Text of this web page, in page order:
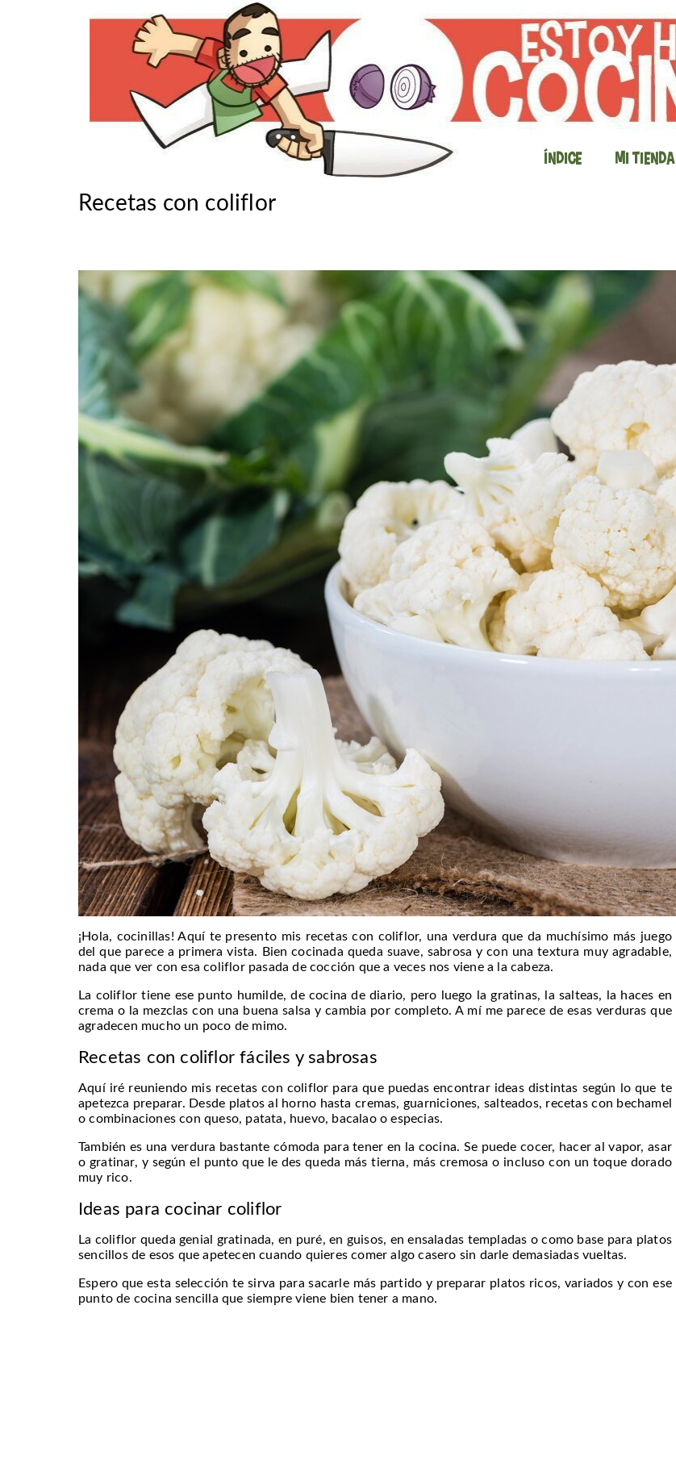
Índice Mi Tienda
Recetas con coliflor
¡Hola, cocinillas! Aquí te presento mis recetas con coliflor, una verdura que da muchísimo más juego
del que parece a primera vista. Bien cocinada queda suave, sabrosa y con una textura muy agradable,
nada que ver con esa coliflor pasada de cocción que a veces nos viene a la cabeza.
La coliflor tiene ese punto humilde, de cocina de diario, pero luego la gratinas, la salteas, la haces en
crema o la mezclas con una buena salsa y cambia por completo. A mí me parece de esas verduras que
agradecen mucho un poco de mimo.
Recetas con coliflor fáciles y sabrosas
Aquí iré reuniendo mis recetas con coliflor para que puedas encontrar ideas distintas según lo que te
apetezca preparar. Desde platos al horno hasta cremas, guarniciones, salteados, recetas con bechamel
o combinaciones con queso, patata, huevo, bacalao o especias.
También es una verdura bastante cómoda para tener en la cocina. Se puede cocer, hacer al vapor, asar
o gratinar, y según el punto que le des queda más tierna, más cremosa o incluso con un toque dorado
muy rico.
Ideas para cocinar coliflor
La coliflor queda genial gratinada, en puré, en guisos, en ensaladas templadas o como base para platos
sencillos de esos que apetecen cuando quieres comer algo casero sin darle demasiadas vueltas.
Espero que esta selección te sirva para sacarle más partido y preparar platos ricos, variados y con ese
punto de cocina sencilla que siempre viene bien tener a mano.